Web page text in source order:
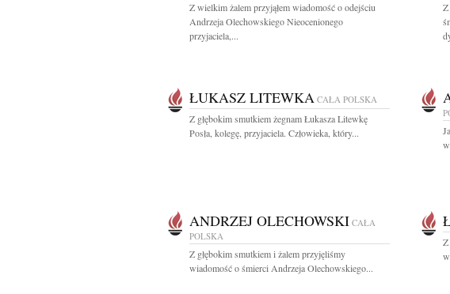
Z wielkim żalem przyjąłem wiadomość o odejściu
Andrzeja Olechowskiego Nieocenionego
przyjaciela,...
Z
ŁUKASZ LITEWKA CAŁA POLSKA
Z głębokim smutkiem żegnam Łukasza Litewkę
Posła, kolegę, przyjaciela. Człowieka, który...
ANDRZEJ OLECHOWSKI CAŁA
POLSKA
Z głębokim smutkiem i żalem przyjęliśmy
wiadomość o śmierci Andrzeja Olechowskiego...
Z